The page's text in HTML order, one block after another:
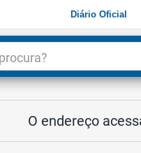
Diário Oficial
O endereço